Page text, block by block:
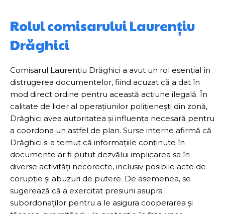
Rolul comisarului Laurențiu
Drăghici
Comisarul Laurențiu Drăghici a avut un rol esențial în
distrugerea documentelor, fiind acuzat că a dat în
mod direct ordine pentru această acțiune ilegală. În
calitate de lider al operațiunilor polițienești din zonă,
Drăghici avea autoritatea și influența necesară pentru
a coordona un astfel de plan. Surse interne afirmă că
Drăghici s-a temut că informațiile conținute în
documente ar fi putut dezvălui implicarea sa în
diverse activități necorecte, inclusiv posibile acte de
corupție și abuzuri de putere. De asemenea, se
sugerează că a exercitat presiuni asupra
subordonaților pentru a le asigura cooperarea și